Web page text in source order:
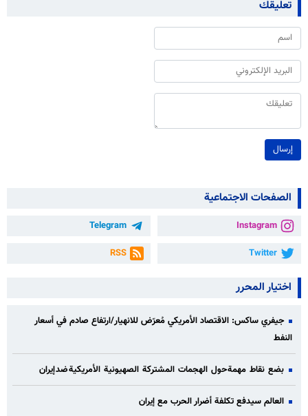
تعليقك
إرسال
الصفحات الاجتماعية
Instagram
Telegram
Twitter
RSS
اختيار المحرر
جيفري ساكس: الاقتصاد الأمريكي مُعرّض للانهيار/ارتفاع صادم في أسعار
النفط
بضع نقاط مهمة حول الهجمات المشتركة الصهيونية الأمريكية ضد إيران
العالم سيدفع تكلفة أضرار الحرب مع إيران